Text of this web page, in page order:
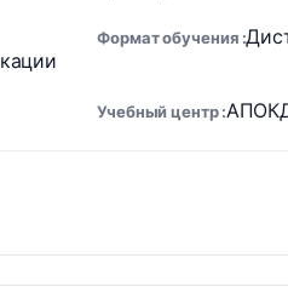
Формат обучения
Учебный центр